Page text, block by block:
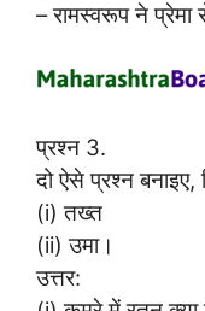
– रामस्वरूप ने प्रेमा
प्रश्न 3.
दो ऐसे प्रश्न बनाइए,
(i) तख्त
(ii) उमा।
उत्तर: